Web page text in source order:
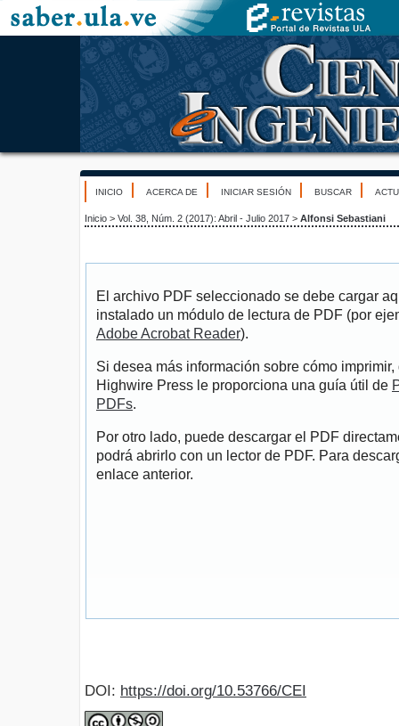
INICIO ACERCA DE INICIAR SESIÓN BUSCAR
Inicio > Vol. 38, Núm. 2 (2017): Abril - Julio 2017 > Alfonsi Sebastiani
El archivo PDF seleccionado se debe cargar
instalado un módulo de lectura de PDF (por
Adobe Acrobat Reader).
Si desea más información sobre cómo
Highwire Press le proporciona una guía útil de
PDFs.
Por otro lado, puede descargar el PDF
podrá abrirlo con un lector de PDF. Para
enlace anterior.
DOI: https://doi.org/10.53766/CEI